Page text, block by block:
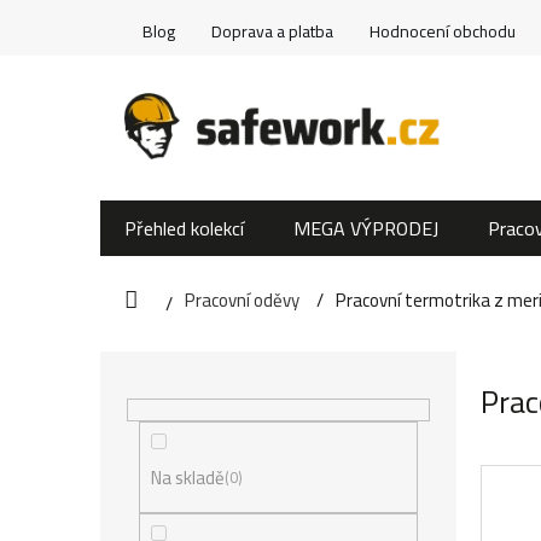
Blog Doprava a platba Hodnocení obchodu
Přehled kolekcí MEGA VÝPRODEJ
DomůPracovní oděvy Pracovní termotrika z
Na skladě 0